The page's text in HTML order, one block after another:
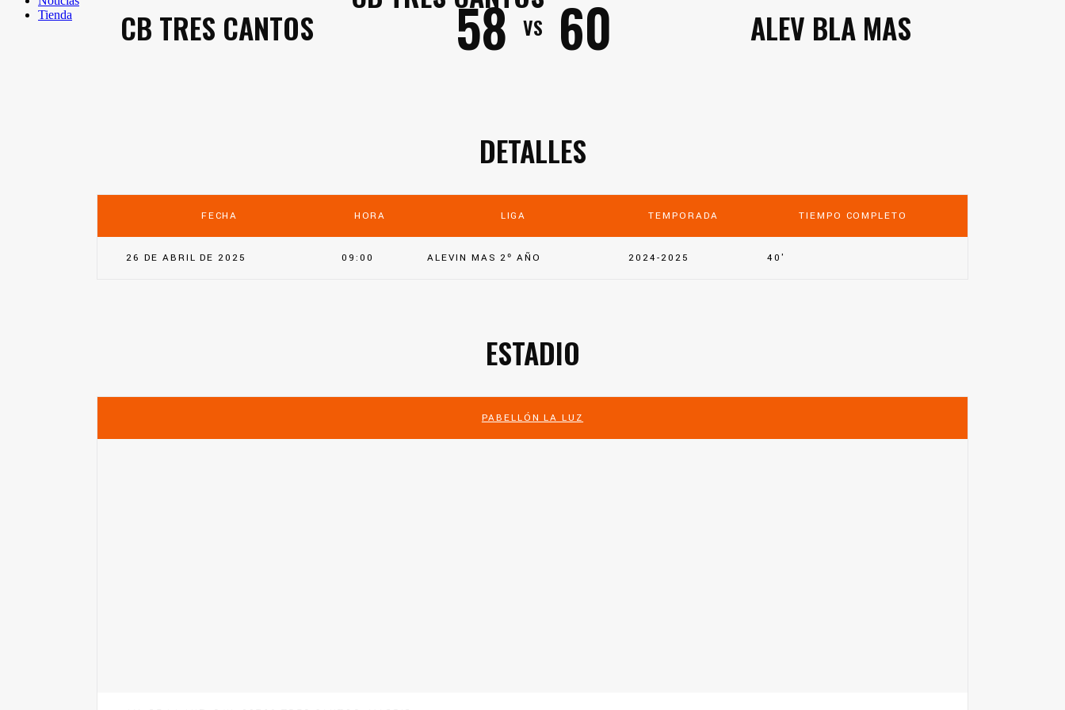
Tienda
CB TRES CANTOS 58 VS 60 ALEV BLA MAS
DETALLES
FECHA HORA LIGA TEMPORADA TIEMPO COMPLETO
26 DE ABRIL DE 2025 09:00 ALEVIN MAS 2º AÑO 2024-2025 40'
ESTADIO
PABELLÓN LA LUZ